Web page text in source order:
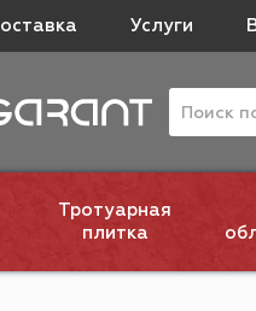
Услуги
Тротуарная
плитка